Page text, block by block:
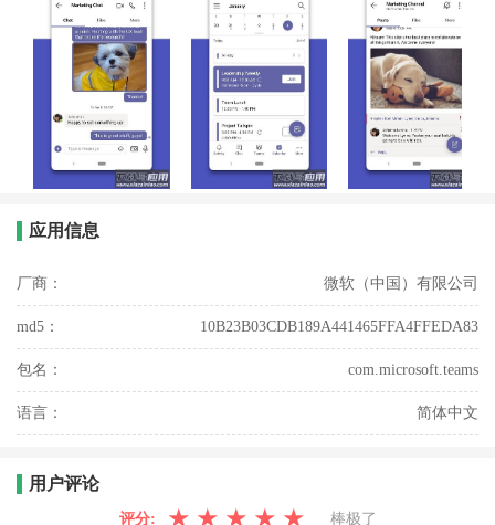
应用信息
厂商： 微软（中国）有限公司
md5： 10B23B03CDB189A441465FFA4FFEDA83
包名： com.microsoft.teams
语言： 简体中文
用户评论
评分: ★ ★ ★ ★ ★ 棒极了